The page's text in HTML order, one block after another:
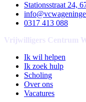
Stationsstraat 24,
0317 413 088
Vrijwilligers Centrum
Ik wil helpen
Ik zoek hulp
Scholing
Over ons
Vacatures